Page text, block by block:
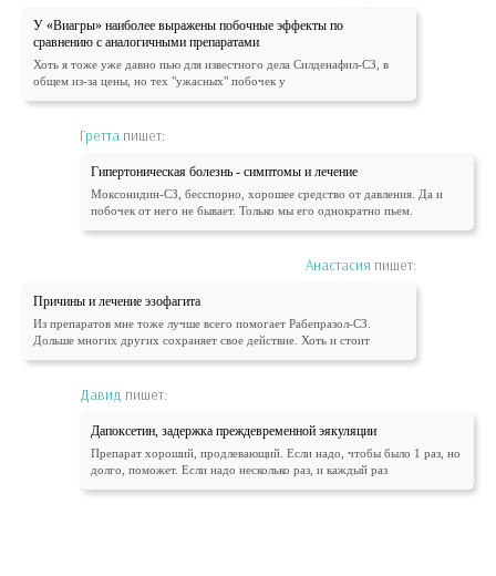
У «Виагры» наиболее выражены побочные эффекты по
сравнению с аналогичными препаратами
Хоть я тоже уже давно пью для известного дела Силденафил-СЗ, в
общем из-за цены, но тех "ужасных" побочек у
Гретта пишет:
Гипертоническая болезнь - симптомы и лечение
Моксонидин-СЗ, бесспорно, хорошее средство от давления. Да и
побочек от него не бывает. Только мы его однократно пьем.
Анастасия пишет:
Причины и лечение эзофагита
Из препаратов мне тоже лучше всего помогает Рабепразол-СЗ.
Дольше многих других сохраняет свое действие. Хоть и стоит
Давид пишет:
Дапоксетин, задержка преждевременной эякуляции
Препарат хороший, продлевающий. Если надо, чтобы было 1 раз, но
долго, поможет. Если надо несколько раз, и каждый раз